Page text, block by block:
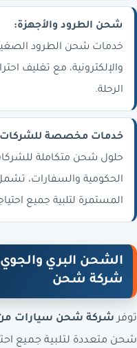
شحن الطرود والأجهزة:
خدمات شحن الطرود
والإلكترونية، مع تغليف
الرحلة.
خدمات مخصصة
حلول شحن متكاملة
الحكومية والسفارات،
المستمرة لتلبية جميع
الشحن البري
شركة شحن
توفر شركة شحن سيارات من
شحن متعددة لتلبية جميع